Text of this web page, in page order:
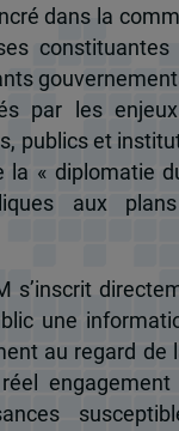
dans la
par les
publics et
la « diplomatie
aux
s’inscrit
une
au regard